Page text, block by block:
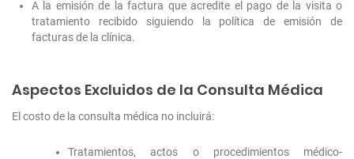
A la emisión de la factura que acredite el pago de la visita o
tratamiento recibido siguiendo la política de emisión de
facturas de la clínica.
Aspectos Excluidos de la Consulta Médica
El costo de la consulta médica no incluirá:
Tratamientos, actos o procedimientos médico-